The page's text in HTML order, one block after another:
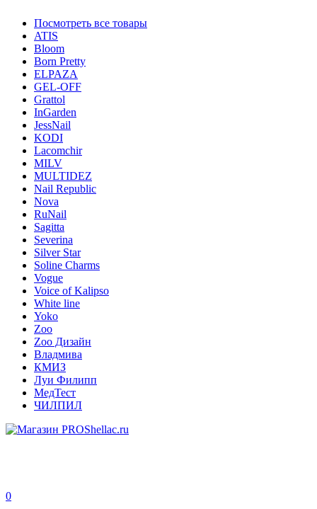
Посмотреть все товары
ATIS
Bloom
Born Pretty
ELPAZA
GEL-OFF
Grattol
InGarden
JessNail
KODI
Lacomchir
MILV
MULTIDEZ
Nail Republic
Nova
RuNail
Sagitta
Severina
Silver Star
Soline Charms
Vogue
Voice of Kalipso
White line
Yoko
Zoo
Zoo Дизайн
Владмива
КМИЗ
Луи Филипп
МедТест
ЧИЛПИЛ
0